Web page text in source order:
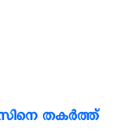
തകർത്ത്